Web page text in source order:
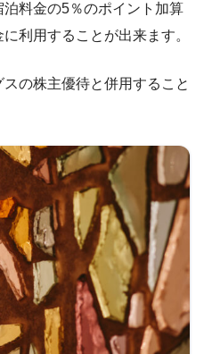
料金の5％のポイント加算
利用することが出来ます。
の株主優待と併用すること